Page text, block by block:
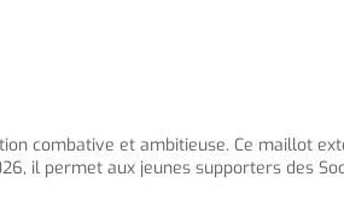
combative et ambitieuse. Ce maillot
il permet aux jeunes supporters des